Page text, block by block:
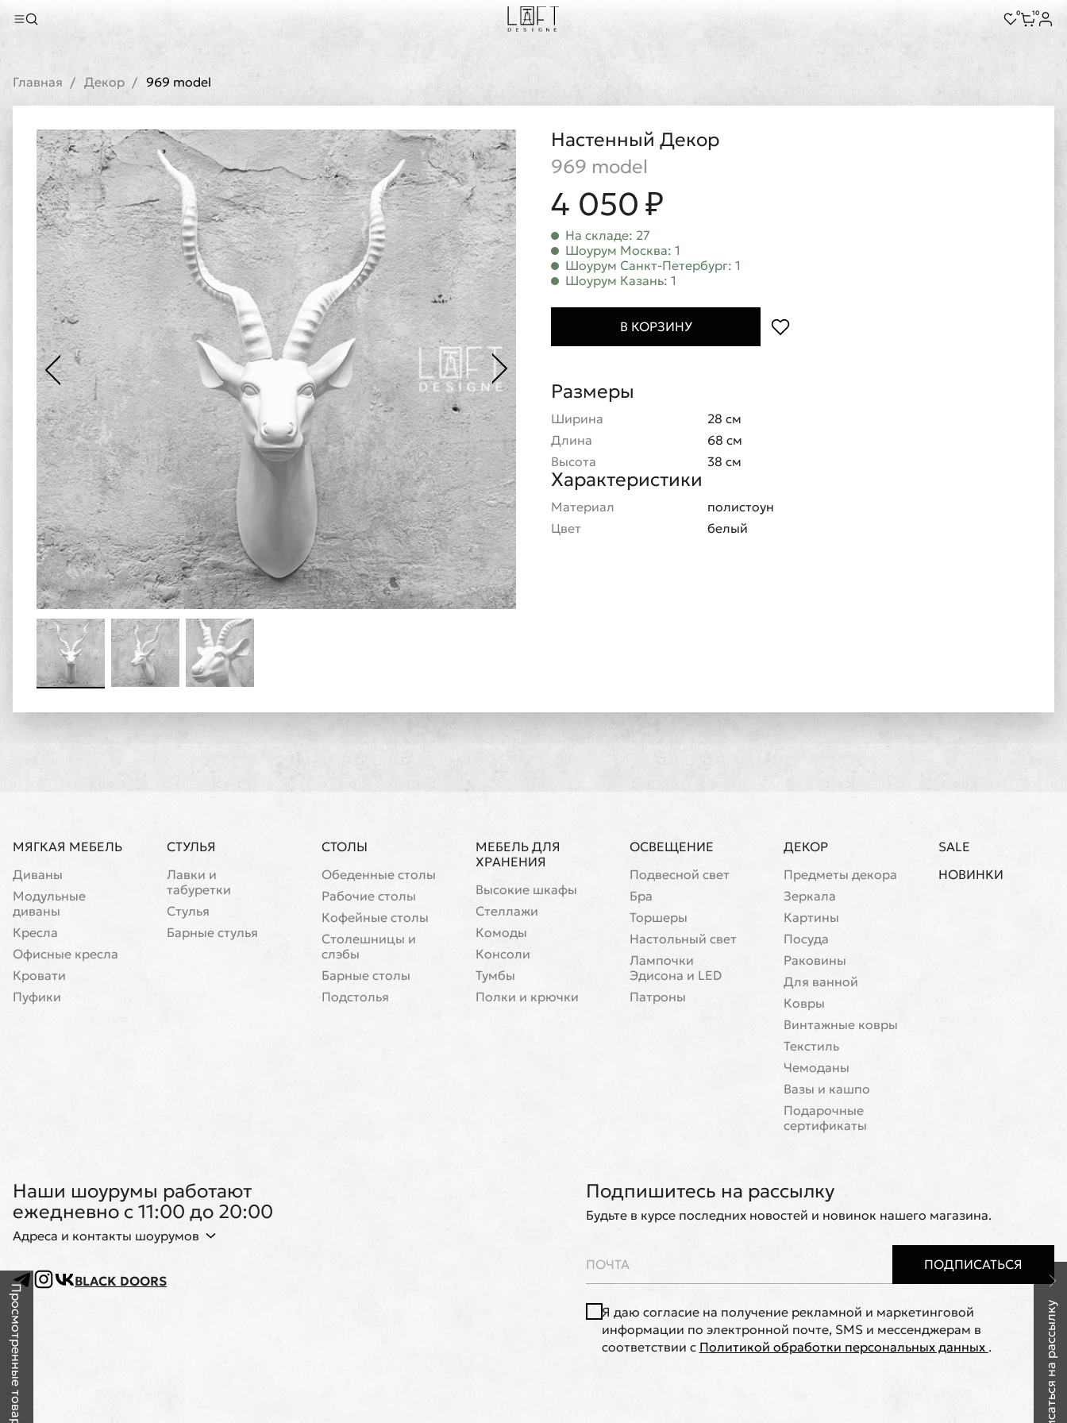
0 10
Главная Декор 969 model
Настенный Декор
969 model
4 050 ₽
На складе: 27
Шоурум Москва: 1
Шоурум Санкт-Петербург: 1
Шоурум Казань: 1
В КОРЗИНУ
Размеры
Ширина
28 см
Длина
68 см
Высота
38 см
Характеристики
Материал
полистоун
Цвет
белый
МЯГКАЯ МЕБЕЛЬ
Диваны
Модульные
диваны
Кресла
Офисные кресла
Кровати
Пуфики
СТУЛЬЯ
Лавки и
табуретки
Стулья
Барные стулья
СТОЛЫ
Обеденные столы
Рабочие столы
Кофейные столы
Cтолешницы и
слэбы
Барные столы
Подстолья
МЕБЕЛЬ ДЛЯ
ХРАНЕНИЯ
Высокие шкафы
Стеллажи
Комоды
Консоли
Тумбы
Полки и крючки
ОСВЕЩЕНИЕ
Подвесной свет
Бра
Торшеры
Настольный свет
Лампочки
Эдисона и LED
Патроны
ДЕКОР
Предметы декора
Зеркала
Картины
Посуда
Раковины
Для ванной
Ковры
Винтажные ковры
Текстиль
Чемоданы
Вазы и кашпо
Подарочные
сертификаты
SALE
НОВИНКИ
Наши шоурумы работают
ежедневно с 11:00 до 20:00
Адреса и контакты шоурумов
BLACK DOORS
Подпишитесь на рассылку
Будьте в курсе последних новостей и новинок нашего магазина.
ПОДПИСАТЬСЯ
Я даю согласие на получение рекламной и маркетинговой
информации по электронной почте, SMS и мессенджерам в
соответствии с Политикой обработки персональных данных . Подписаться на рассылку
Просмотренные товары